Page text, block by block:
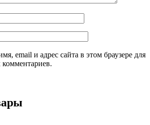
email и адрес сайта в этом браузере для